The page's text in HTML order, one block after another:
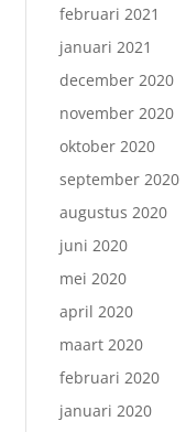
februari 2021
januari 2021
december 2020
november 2020
oktober 2020
september 2020
augustus 2020
juni 2020
mei 2020
april 2020
maart 2020
februari 2020
januari 2020